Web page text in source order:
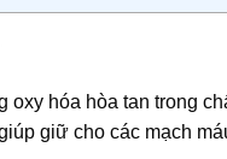
oxy hóa hòa tan trong
giữ cho các mạch